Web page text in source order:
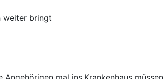
weiter bringt
mal ins Krankenhaus